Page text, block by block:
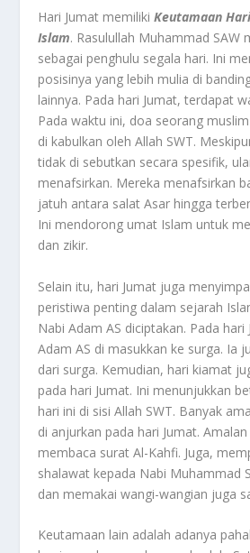
Hari Jumat memilikiKeutamaan
Islam. Rasulullah Muhammad SAW
sebagai penghulu segala hari. Ini
posisinya yang lebih mulia di
lainnya. Pada hari Jumat, terdapat
Pada waktu ini, doa seorang
di kabulkan oleh Allah SWT.
tidak di sebutkan secara spesifik,
menafsirkan. Mereka menafsirkan
jatuh antara salat Asar hingga
Ini mendorong umat Islam untuk
dan zikir.
Selain itu, hari Jumat juga
peristiwa penting dalam sejarah
Nabi Adam AS diciptakan. Pada hari
Adam AS di masukkan ke surga. Ia
dari surga. Kemudian, hari kiamat
pada hari Jumat. Ini menunjukkan
hari ini di sisi Allah SWT. Banyak
di anjurkan pada hari Jumat.
membaca surat Al-Kahfi. Juga,
shalawat kepada Nabi Muhammad
dan memakai wangi-wangian juga
Keutamaan lain adalah adanya